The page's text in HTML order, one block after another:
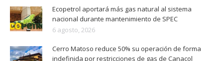
Ecopetrol aportará más gas natural al sistema
nacional durante mantenimiento de SPEC
6 agosto, 2026
Cerro Matoso reduce 50% su operación de forma
indefinida por restricciones de gas de Canacol